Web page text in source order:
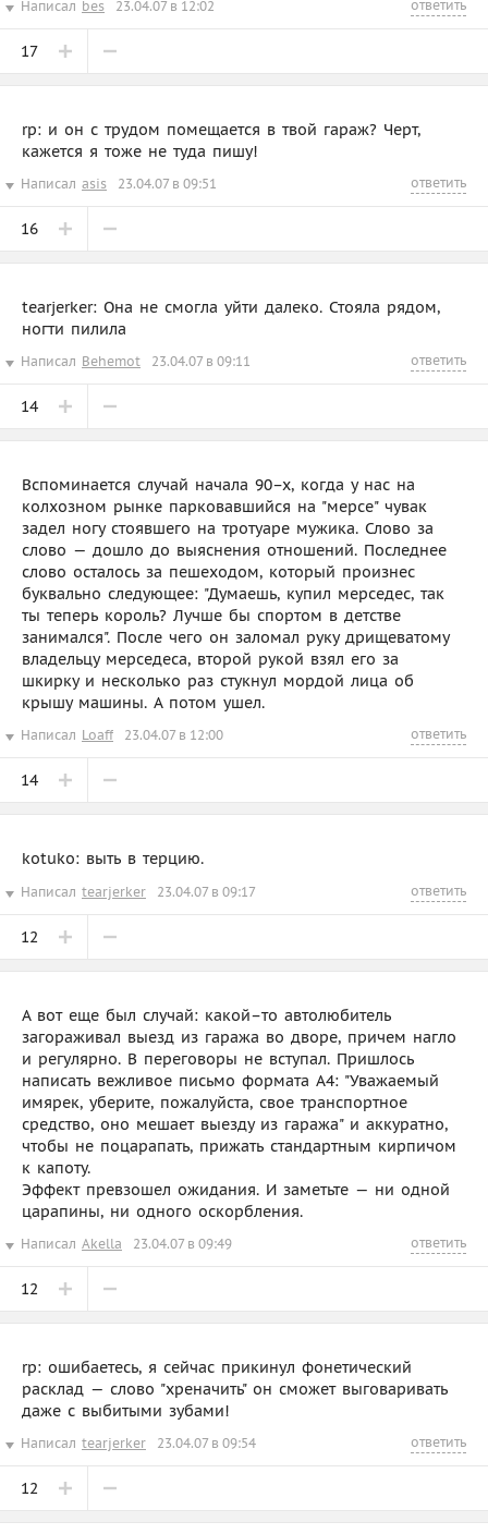
Написал bes 23.04.07 в 12:02 ответить
17
rp: и он с трудом помещается в твой гараж? Черт,
кажется я тоже не туда пишу!
Написал asis 23.04.07 в 09:51 ответить
16
tearjerker: Она не смогла уйти далеко. Стояла рядом,
ногти пилила
Написал Behemot 23.04.07 в 09:11 ответить
14
Вспоминается случай начала 90–х, когда у нас на
колхозном рынке парковавшийся на "мерсе" чувак
задел ногу стоявшего на тротуаре мужика. Слово за
слово — дошло до выяснения отношений. Последнее
слово осталось за пешеходом, который произнес
буквально следующее: "Думаешь, купил мерседес, так
ты теперь король? Лучше бы спортом в детстве
занимался". После чего он заломал руку дрищеватому
владельцу мерседеса, второй рукой взял его за
шкирку и несколько раз стукнул мордой лица об
крышу машины. А потом ушел.
Написал Loaff 23.04.07 в 12:00 ответить
14
kotuko: выть в терцию.
Написал tearjerker 23.04.07 в 09:17 ответить
12
А вот еще был случай: какой–то автолюбитель
загораживал выезд из гаража во дворе, причем нагло
и регулярно. В переговоры не вступал. Пришлось
написать вежливое письмо формата А4: "Уважаемый
имярек, уберите, пожалуйста, свое транспортное
средство, оно мешает выезду из гаража" и аккуратно,
чтобы не поцарапать, прижать стандартным кирпичом
к капоту.
Эффект превзошел ожидания. И заметьте — ни одной
царапины, ни одного оскорбления.
Написал Akella 23.04.07 в 09:49 ответить
12
rp: ошибаетесь, я сейчас прикинул фонетический
расклад — слово "хреначить" он сможет выговаривать
даже с выбитыми зубами!
Написал tearjerker 23.04.07 в 09:54 ответить
12